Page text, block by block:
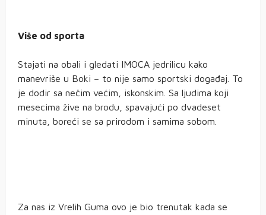
Više od sporta
Stajati na obali i gledati IMOCA jedrilicu kako
manevriše u Boki – to nije samo sportski događaj. To
je dodir sa nečim većim, iskonskim. Sa ljudima koji
mesecima žive na brodu, spavajući po dvadeset
minuta, boreći se sa prirodom i samima sobom.
Za nas iz Vrelih Guma ovo je bio trenutak kada se